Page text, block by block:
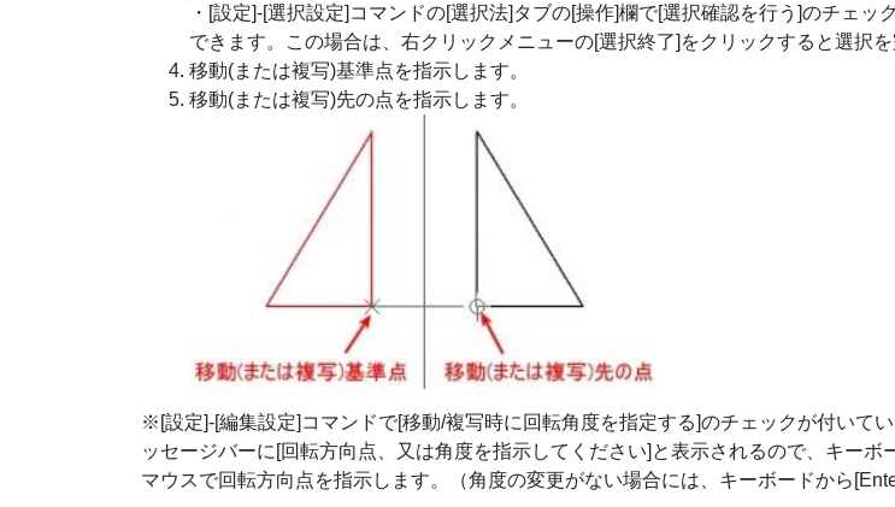
・[設定]-[選択設定]コマンドの[選択法]タブの[操作]欄で[選択確認を行う]のチェッ
できます。この場合は、右クリックメニューの[選択終了]をクリックすると選択を
移動(または複写)基準点を指示します。
移動(または複写)先の点を指示します。
※[設定]-[編集設定]コマンドで[移動/複写時に回転角度を指定する]のチェックが付いて
ッセージバーに[回転方向点、又は角度を指示してください]と表示されるので、キーボ
マウスで回転方向点を指示します。（角度の変更がない場合には、キーボードから